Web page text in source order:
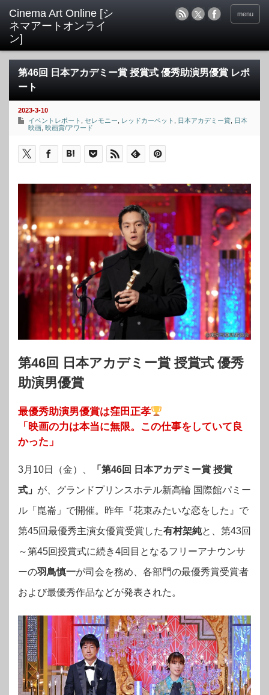
menu
第46回 日本アカデミー賞 授賞式 優秀助演男優賞 レポ
ート
2023-3-10
イベントレポート
セレモニー レッドカーペット 日本アカデミー賞 日本
映画 映画賞/アワード
第46回 日本アカデミー賞 授賞式 優秀
助演男優賞
最優秀助演男優賞は窪田正孝
「映画の力は本当に無限。この仕事をしていて良
かった」
3月10日（金）、
「第46回 日本アカデミー賞 授賞
式」 が、グランドプリンスホテル新高輪 国際館パミー
ル「崑崙」で開催。昨年『花束みたいな恋をした』で
第45回最優秀主演女優賞受賞した有村架純と、第43回
～第45回授賞式に続き4回目となるフリーアナウンサ
ーの羽鳥慎一が司会を務め、各部門の最優秀賞受賞者
および最優秀作品などが発表された。